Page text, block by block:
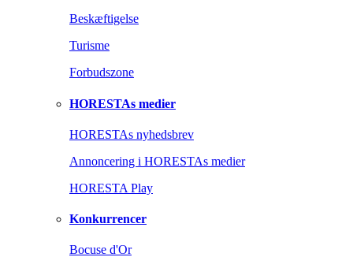
Beskæftigelse
Turisme
Forbudszone
HORESTAs medier
HORESTAs nyhedsbrev
Annoncering i HORESTAs medier
HORESTA Play
Konkurrencer
Bocuse d'Or